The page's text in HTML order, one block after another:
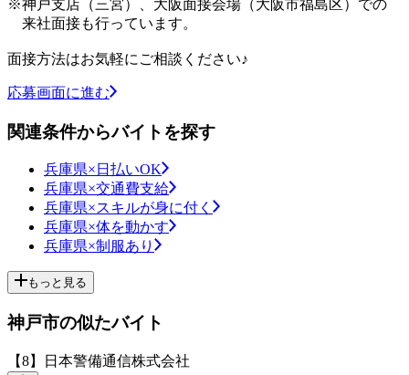
※神戸支店（三宮）、大阪面接会場（大阪市福島区）での
来社面接も行っています。
面接方法はお気軽にご相談ください♪
応募画面に進む
関連条件からバイトを探す
兵庫県×日払いOK
兵庫県×交通費支給
兵庫県×スキルが身に付く
兵庫県×体を動かす
兵庫県×制服あり
もっと見る
神戸市の似たバイト
【8】日本警備通信株式会社